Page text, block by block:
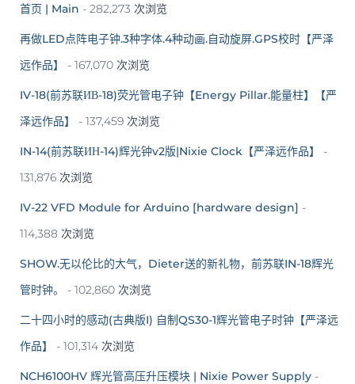
首页 | Main - 282,273 次浏览
再做LED点阵电子钟.3种字体.4种动画.自动旋屏.GPS校时【严泽
远作品】
- 167,070 次浏览
IV-18(前苏联ИВ-18)荧光管电子钟【Energy Pillar.能量柱】【严
泽远作品】
- 137,459 次浏览
IN-14(前苏联ИН-14)辉光钟v2版|Nixie Clock【严泽远作品】
-
131,876 次浏览
IV-22 VFD Module for Arduino [hardware design] -
114,388 次浏览
SHOW.无以伦比的大气，Dieter送的新礼物，前苏联IN-18辉光
管时钟。
- 102,860 次浏览
二十四小时的感动(古典版I) 自制QS30-1辉光管电子时钟【严泽远
作品】
- 101,314 次浏览
NCH6100HV 辉光管高压升压模块 | Nixie Power Supply -